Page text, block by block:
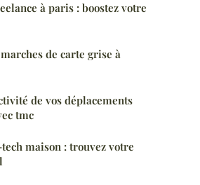
à paris : boostez votre
de carte grise à
de vos déplacements
tmc
maison : trouvez votre